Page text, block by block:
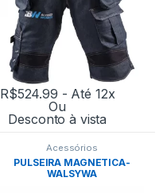
R$524.99 - Até 12x
Ou
Desconto à vista
Acessórios
PULSEIRA MAGNETICA-
WALSYWA